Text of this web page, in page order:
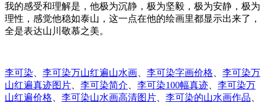
我的感受和理解是，他极为沉静，极为坚毅，极为安静，极为
理性，感觉他稳如泰山，这一点在他的绘画里都显示出来了，
全是表达山川敬慕之美。
李可染 李可染万山红遍山水画 李可染字画价格
李可染万
山红遍真迹图片
李可染简介 李可染100幅真迹
李可染万
山红遍价格
李可染山水画高清图片 李可染的山水画作品